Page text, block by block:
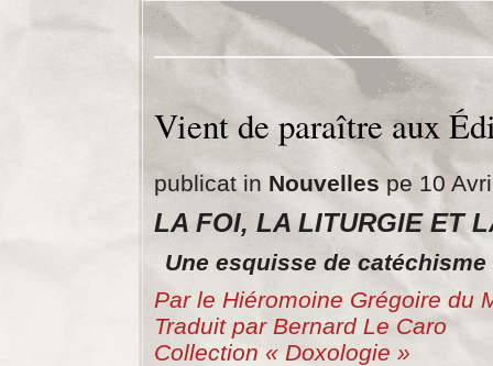
Vient de paraître aux
publicat in Nouvellespe 10
LA FOI, LA LITURGIE ET
Une esquisse de
Par le Hiéromoine Grégoire du
Traduit par Bernard Le Caro
Collection « Doxologie »